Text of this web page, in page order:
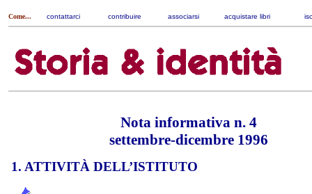
Come... contattarci contribuire associarsi acquistare libri
Nota informativa n. 4
settembre-dicembre 1996
1. ATTIVITÀ DELL’ISTITUTO